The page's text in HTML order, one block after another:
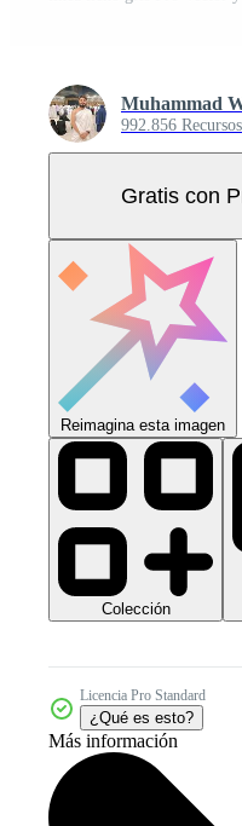
Muhammad
992.856 Recursos
Gratis con
Reimagina esta imagen
Colección
Licencia Pro Standard
¿Qué es esto?
Más información